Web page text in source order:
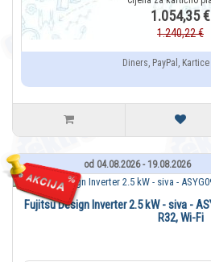
1.054,35 €
1.240,22 €
Diners, PayPal,
od 04.08.2026 - 19.08.2026
Fujitsu Design Inverter 2.5 kW - siva -
R32, Wi-Fi